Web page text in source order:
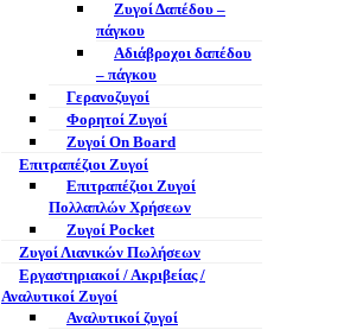
Ζυγοί Δαπέδου –
πάγκου
Αδιάβροχοι δαπέδου
– πάγκου
Γερανοζυγοί
Φορητοί Ζυγοί
Ζυγοί On Board
Επιτραπέζιοι Ζυγοί
Επιτραπέζιοι Ζυγοί
Πολλαπλών Χρήσεων
Ζυγοί Pocket
Ζυγοί Λιανικών Πωλήσεων
Εργαστηριακοί / Ακριβείας /
Αναλυτικοί Ζυγοί
Αναλυτικοί ζυγοί